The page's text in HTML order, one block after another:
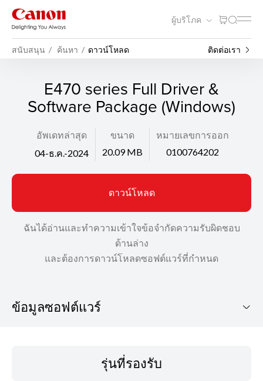
ผู้บริโภค
สนับสนุน ค้นหา ดาวน์โหลด ติดต่อเรา
E470 series Full Driver &
Software Package (Windows)
อัพเดทล่าสุด
04-ธ.ค.-2024
ขนาด
20.09 MB
หมายเลขการออก
0100764202
ดาวน์โหลด
ฉันได้อ่านและทำความเข้าใจข้อจำกัดความรับผิดชอบ
ด้านล่าง
และต้องการดาวน์โหลดซอฟต์แวร์ที่กำหนด
ข้อมูลซอฟต์แวร์
รุ่นที่รองรับ